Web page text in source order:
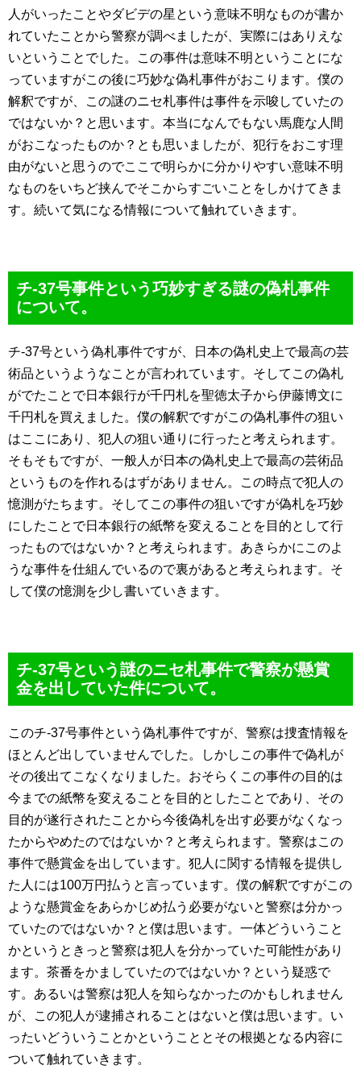
人がいったことやダビデの星という意味不明なものが書か
れていたことから警察が調べましたが、実際にはありえな
いということでした。この事件は意味不明ということにな
っていますがこの後に巧妙な偽札事件がおこります。僕の
解釈ですが、この謎のニセ札事件は事件を示唆していたの
ではないか？と思います。本当になんでもない馬鹿な人間
がおこなったものか？とも思いましたが、犯行をおこす理
由がないと思うのでここで明らかに分かりやすい意味不明
なものをいちど挟んでそこからすごいことをしかけてきま
す。続いて気になる情報について触れていきます。
チ-37号事件という巧妙すぎる謎の偽札事件
について。
チ-37号という偽札事件ですが、日本の偽札史上で最高の芸
術品というようなことが言われています。そしてこの偽札
がでたことで日本銀行が千円札を聖徳太子から伊藤博文に
千円札を買えました。僕の解釈ですがこの偽札事件の狙い
はここにあり、犯人の狙い通りに行ったと考えられます。
そもそもですが、一般人が日本の偽札史上で最高の芸術品
というものを作れるはずがありません。この時点で犯人の
憶測がたちます。そしてこの事件の狙いですが偽札を巧妙
にしたことで日本銀行の紙幣を変えることを目的として行
ったものではないか？と考えられます。あきらかにこのよ
うな事件を仕組んでいるので裏があると考えられます。そ
して僕の憶測を少し書いていきます。
チ-37号という謎のニセ札事件で警察が懸賞
金を出していた件について。
このチ-37号事件という偽札事件ですが、警察は捜査情報を
ほとんど出していませんでした。しかしこの事件で偽札が
その後出てこなくなりました。おそらくこの事件の目的は
今までの紙幣を変えることを目的としたことであり、その
目的が遂行されたことから今後偽札を出す必要がなくなっ
たからやめたのではないか？と考えられます。警察はこの
事件で懸賞金を出しています。犯人に関する情報を提供し
た人には100万円払うと言っています。僕の解釈ですがこの
ような懸賞金をあらかじめ払う必要がないと警察は分かっ
ていたのではないか？と僕は思います。一体どういうこと
かというときっと警察は犯人を分かっていた可能性があり
ます。茶番をかましていたのではないか？という疑惑で
す。あるいは警察は犯人を知らなかったのかもしれません
が、この犯人が逮捕されることはないと僕は思います。い
ったいどういうことかということとその根拠となる内容に
ついて触れていきます。